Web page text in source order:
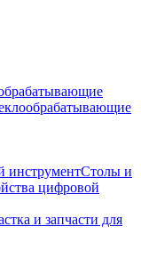
инструментСтолы и
цифровой
и запчасти для